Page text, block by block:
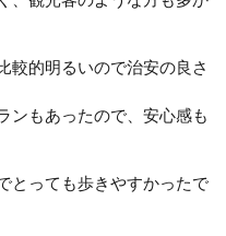
較的明るいので治安の良さ
ンもあったので、安心感も
とっても歩きやすかったで